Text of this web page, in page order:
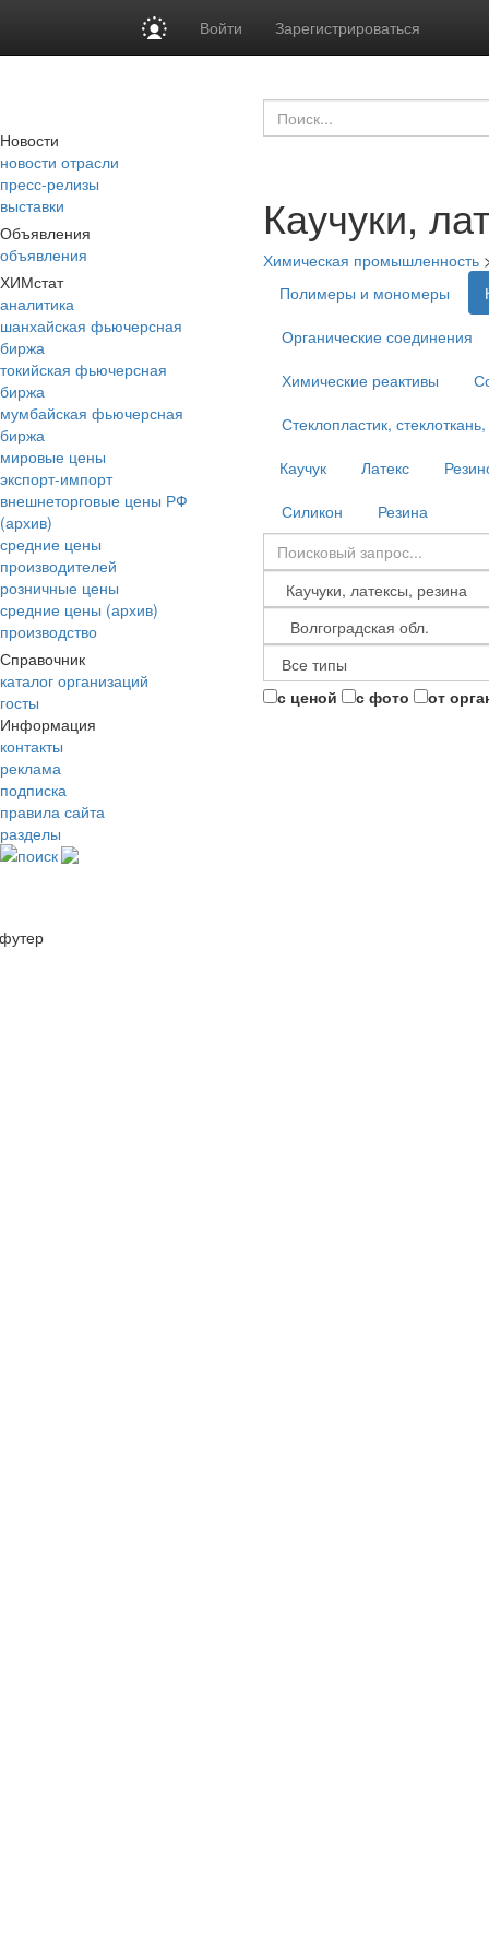
Войти Зарегистрироваться
Новости
новости отрасли
пресс-релизы
выставки
Объявления
объявления
ХИМстат
аналитика
шанхайская фьючерсная
биржа
токийская фьючерсная
биржа
мумбайская фьючерсная
биржа
мировые цены
экспорт-импорт
внешнеторговые цены РФ
(архив)
средние цены
производителей
розничные цены
средние цены (архив)
производство
Справочник
каталог организаций
госты
Информация
контакты
реклама
подписка
правила сайта
разделы
поиск
Каучуки,
Химическая промышленность
Полимеры и мономеры
Органические соединения
Химические реактивы
Стеклопластик,
Каучук
Латекс
Силикон
Резина
с ценой с фото от
футер